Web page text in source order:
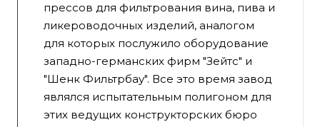
прессов для фильтрования вина, пива и
ликероводочных изделий, аналогом
для которых послужило оборудование
западно-германских фирм "Зейтс" и
"Шенк Фильтрбау". Все это время завод
являлся испытательным полигоном для
этих ведущих конструкторских бюро